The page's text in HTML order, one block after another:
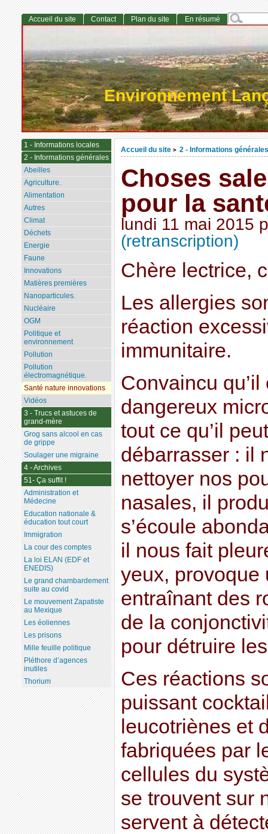
Environnement
Accueil du site > 2 - Informations générales
Choses
pour la
lundi 11 mai 2015
(retranscription)
Chère lectrice,
Les allergies
réaction
immunitaire.
Convaincu
dangereux
tout ce qu’il
débarrasser : il
nettoyer nos
nasales, il
s’écoule
il nous fait
yeux, provoque
entraînant des
de la
pour détruire
Ces réactions
puissant
leucotriènes et
fabriquées par
cellules du
se trouvent sur
servent à
Accueil du site Contact Plan du site En résumé
1 - Informations locales
2 - Informations générales
Abeilles
Agriculture.
Alimentation
Autres
Climat
Déchets
Energie
Faune
Innovations
Matières premières
Nanoparticules.
Nucléaire
OGM
Politique et
environnement
Pollution
Pollution
électromagnétique.
Santé nature innovations
Vidéos
3 - Trucs et astuces de
grand-mère
Grog sans alcool en cas
de grippe
Soulager une migraine
4 - Archives
51- Ça suffit !
Administration et
Médecine
Education nationale &
éducation tout court
Immigration
La cour des comptes
La loi ELAN (EDF et
ENEDIS)
Le grand chambardement
suite au covid
Le mouvement Zapatiste
au Mexique
Les éoliennes
Les prisons
Mille feuille politique
Pléthore d’agences
inutiles
Thorium